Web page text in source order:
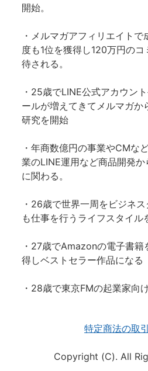
開始。
・メルマガアフィリエイト
度も1位を獲得し120万円の
待される。
・25歳でLINE公式アカウン
ールが増えてきてメルマガか
研究を開始
・年商数億円の事業やCMな
業のLINE運用など商品開発
に関わる。
・26歳で世界一周をビジネ
も仕事を行うライフスタイル
・27歳でAmazonの電子書籍
得しベストセラー作品になる
・28歳で東京FMの起業家向
特定商法の取
Copyright (C). All